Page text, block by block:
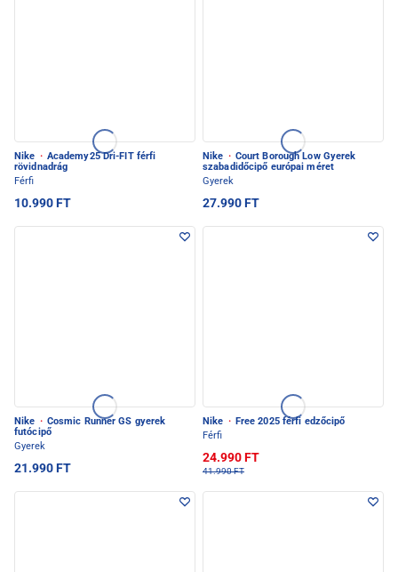
Nike · Academy25 Dri-FIT férfi
rövidnadrág
Férfi
10.990 FT
Nike · Court Borough Low Gyerek
szabadidőcipő európai méret
Gyerek
27.990 FT
Nike · Cosmic Runner GS gyerek
futócipő
Gyerek
21.990 FT
Nike · Free 2025 férfi edzőcipő
Férfi
24.990 FT
41.990 FT